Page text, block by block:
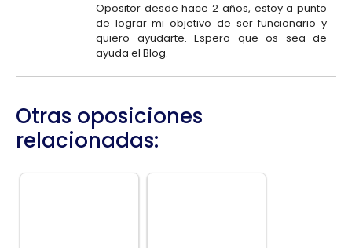
Opositor desde hace 2 años, estoy a punto
de lograr mi objetivo de ser funcionario y
quiero ayudarte. Espero que os sea de
ayuda el Blog.
Otras oposiciones
relacionadas: